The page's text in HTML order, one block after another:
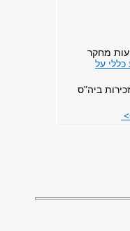
מחקר
כללי על
ביה"ס